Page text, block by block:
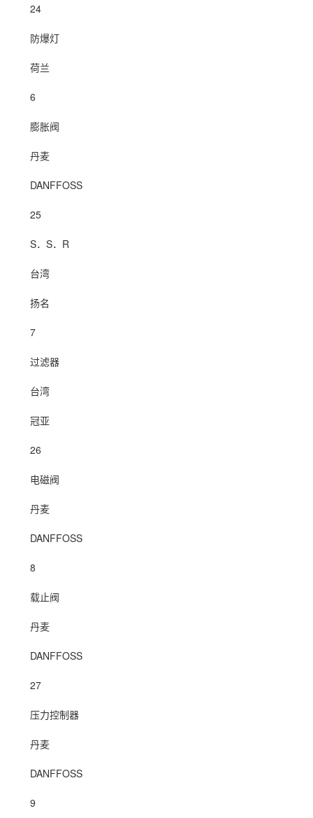
24
防爆灯
荷兰
6
膨胀阀
丹麦
DANFFOSS
25
S．S．R
台湾
扬名
7
过滤器
台湾
冠亚
26
电磁阀
丹麦
DANFFOSS
8
载止阀
丹麦
DANFFOSS
27
压力控制器
丹麦
DANFFOSS
9